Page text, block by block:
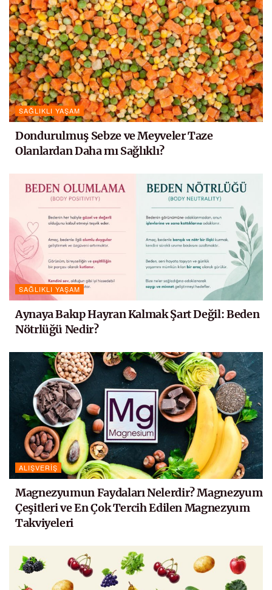
SAĞLIKLI YAŞAM
Dondurulmuş Sebze ve Meyveler Taze
Olanlardan Daha mı Sağlıklı?
SAĞLIKLI YAŞAM
Aynaya Bakıp Hayran Kalmak Şart Değil: Beden
Nötrlüğü Nedir?
ALIŞVERIŞ
Magnezyumun Faydaları Nelerdir? Magnezyum
Çeşitleri ve En Çok Tercih Edilen Magnezyum
Takviyeleri